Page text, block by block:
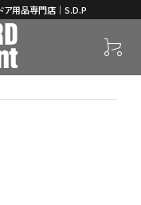
ア用品専門店｜S.D.P